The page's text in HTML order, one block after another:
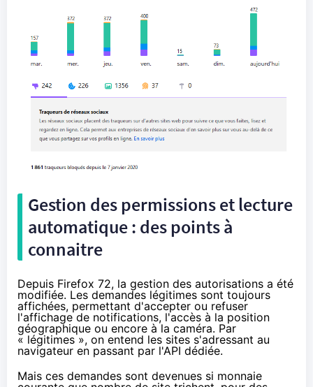
Gestion des permissions et lecture
automatique : des points à
connaitre
Depuis Firefox 72, la gestion des autorisations a été
modifiée. Les demandes légitimes sont toujours
affichées, permettant d'accepter ou refuser
l'affichage de notifications, l'accès à la position
géographique ou encore à la caméra. Par
« légitimes », on entend les sites s'adressant au
navigateur en passant par l'API dédiée.
Mais ces demandes sont devenues si monnaie